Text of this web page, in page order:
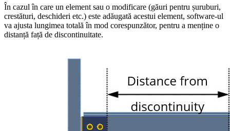
În cazul în care un element sau o modificare (găuri pentru șuruburi,
crestături, deschideri etc.) este adăugată acestui element, software-ul
va ajusta lungimea totală în mod corespunzător, pentru a menține o
distanță față de discontinuitate.